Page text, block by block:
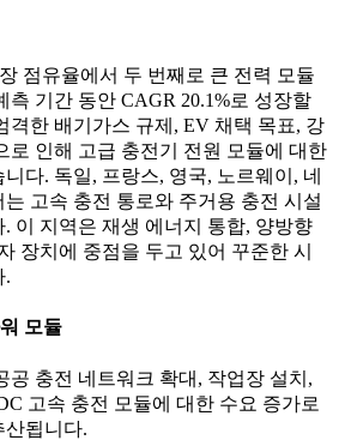
점유율에서 두 번째로 큰 전력 모듈
측 기간 동안 CAGR 20.1%로 성장할
격한 배기가스 규제, EV 채택 목표, 강
로 인해 고급 충전기 전원 모듈에 대한
다. 독일, 프랑스, ​​영국, 노르웨이, 네
고속 충전 통로와 주거용 충전 시설
이 지역은 재생 에너지 통합, 양방향
장치에 중점을 두고 있어 꾸준한 시
.
모듈
공 충전 네트워크 확대, 작업장 설치,
고속 충전 모듈에 대한 수요 증가로
산됩니다.